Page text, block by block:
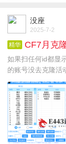
没座
2025-7-2
精华 CF7月克
如果扫任何id都显
的账号没去克隆活